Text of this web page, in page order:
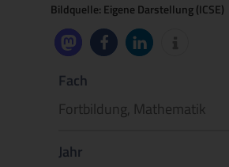
Bildquelle: Eigene Darstellung (ICSE)
Fach
Fortbildung, Mathematik
Jahr